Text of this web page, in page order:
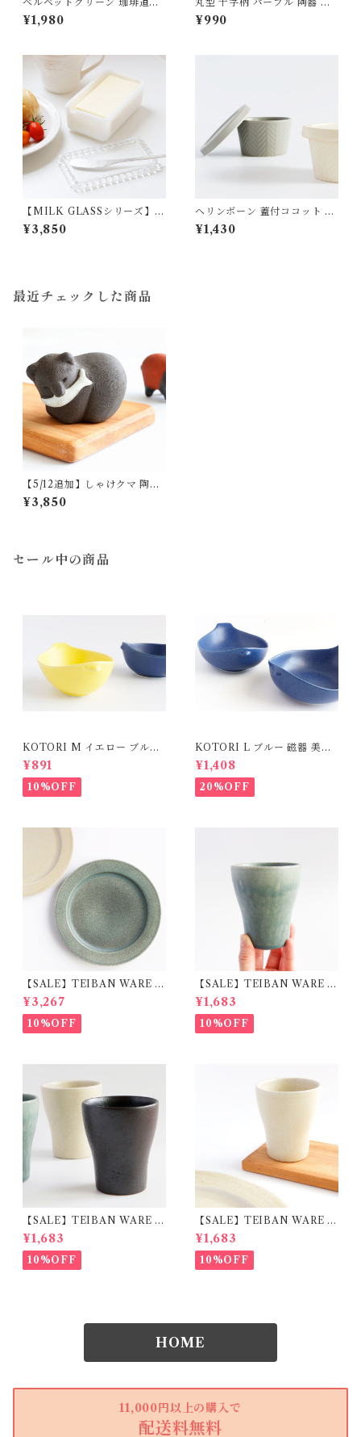
¥1,980
藤奈月
¥990
【MILK GLASSシリーズ】ミ
ルキーホワイトバターケース
ガラス 松ヶ岡ガラス
¥3,850
ヘリンボーン 蓋付ココット 耐
熱陶器 MEISTER HAND
¥1,430
最近チェックした商品
【5/12追加】しゃけクマ 陶器
カイトアヤキ KAITO AYAKI
箱なし
¥3,850
セール中の商品
KOTORI M イエロー ブルー
磁器 美濃焼
¥891
10%OFF
KOTORI L ブルー 磁器 美濃
焼
¥1,408
20%OFF
【SALE】TEIBAN WARE リ
ムプレートL 淡青磁 陶器 明山
窯
¥3,267
10%OFF
【SALE】TEIBAN WARE フ
リーカップM 淡青緑 陶器 明
山窯
¥1,683
10%OFF
【SALE】TEIBAN WARE フ
リーカップM とび茶 陶器 明
山窯
¥1,683
10%OFF
【SALE】TEIBAN WARE フ
リーカップM 生成り 陶器 明
山窯
¥1,683
10%OFF
HOME
11,000円以上の購入で
配送料無料